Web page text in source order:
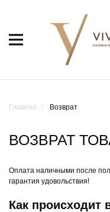
Главная Возврат
ВОЗВРАТ
Оплата наличными после
гарантия удовольствия!
Как происходит